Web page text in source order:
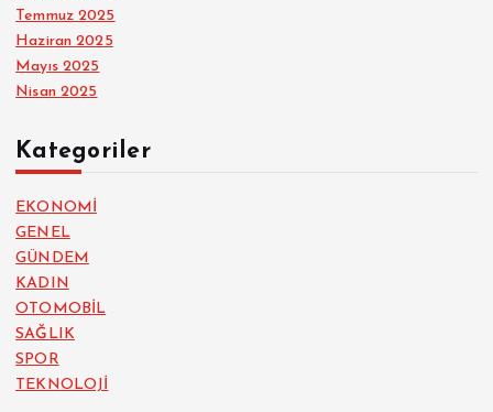
Temmuz 2025
Haziran 2025
Mayıs 2025
Nisan 2025
Kategoriler
EKONOMİ
GENEL
GÜNDEM
KADIN
OTOMOBİL
SAĞLIK
SPOR
TEKNOLOJİ